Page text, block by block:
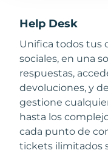
Help Desk
Unifica todos tus
sociales, en una
respuestas,
devoluciones, y
gestione
hasta los
cada punto de
tickets ilimitados